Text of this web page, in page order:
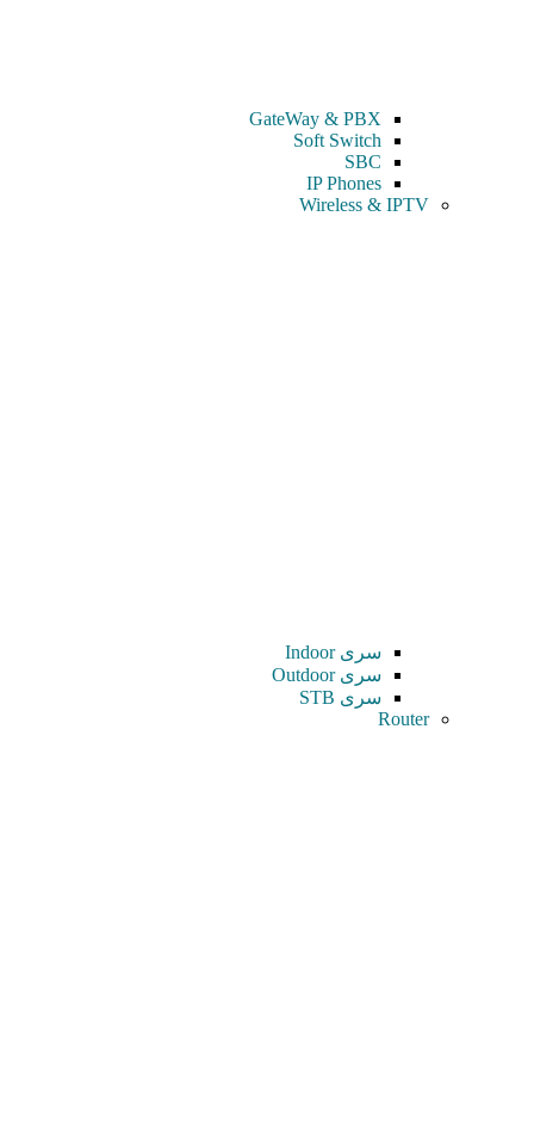
GateWay & PBX
Soft Switch
SBC
IP Phones
Wireless & IPTV
سری Indoor
سری Outdoor
سری STB
Router